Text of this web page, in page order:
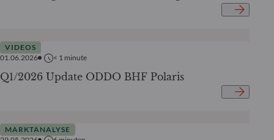
VIDEOS
01.06.2026
< 1 minute
Q1/2026 Update ODDO BHF Polaris
MARKTANALYSE